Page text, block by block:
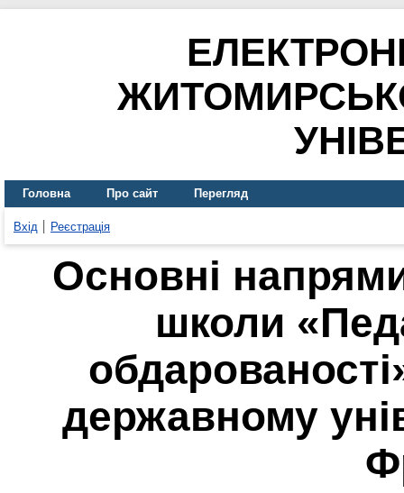
Головна Про сайт Перегляд
Вхід Реєстрація
Основні
школи
державному